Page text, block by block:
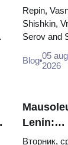
De
reis kunt
plannen
Repin,
Shishkin,
Serov and
stop
Blog 05
2026
Lenin:
Вторник,